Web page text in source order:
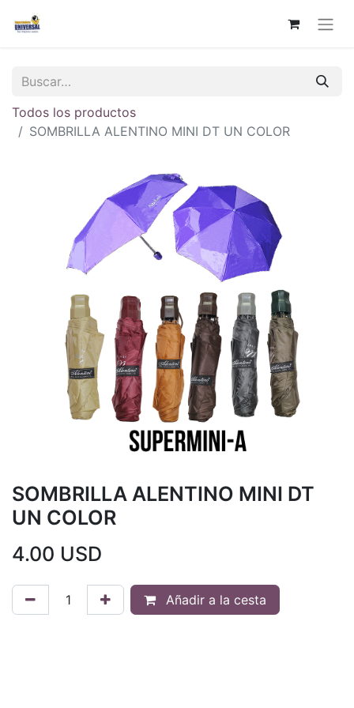
Todos los productos
SOMBRILLA ALENTINO MINI DT UN COLOR
SOMBRILLA ALENTINO MINI DT
UN COLOR
4.00 USD
Añadir a la cesta